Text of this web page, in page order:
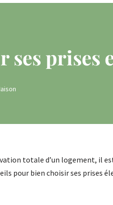
ses prises
totale d’un logement, il
pour bien choisir ses prises